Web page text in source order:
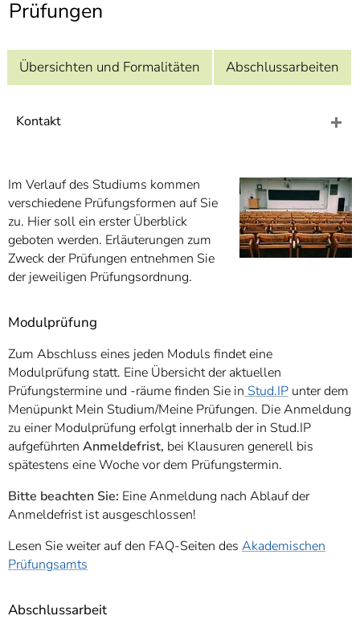
Prüfungen
Übersichten und Formalitäten Abschlussarbeiten
Kontakt
Im Verlauf des Studiums kommen
verschiedene Prüfungsformen auf Sie
zu. Hier soll ein erster Überblick
geboten werden. Erläuterungen zum
Zweck der Prüfungen entnehmen Sie
der jeweiligen Prüfungsordnung.
Modulprüfung
Zum Abschluss eines jeden Moduls findet eine
Modulprüfung statt. Eine Übersicht der aktuellen
Prüfungstermine und -räume finden Sie in Stud.IP unter dem
Menüpunkt Mein Studium/Meine Prüfungen. Die Anmeldung
zu einer Modulprüfung erfolgt innerhalb der in Stud.IP
aufgeführten Anmeldefrist, bei Klausuren generell bis
spätestens eine Woche vor dem Prüfungstermin.
Bitte beachten Sie: Eine Anmeldung nach Ablauf der
Anmeldefrist ist ausgeschlossen!
Lesen Sie weiter auf den FAQ-Seiten des Akademischen
Prüfungsamts
Abschlussarbeit